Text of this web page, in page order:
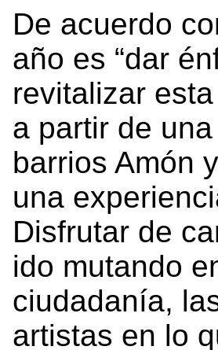
De acuerdo
año es “dar
revitalizar
a partir de
barrios Amón
una
Disfrutar de
ido mutando
ciudadanía,
artistas en lo